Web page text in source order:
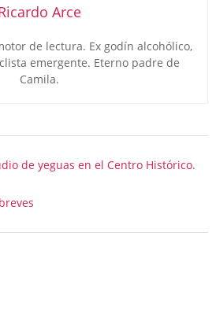
Arce
de lectura. Ex godín alcohólico,
emergente. Eterno padre de
Camila.
de yeguas en el Centro Histórico.